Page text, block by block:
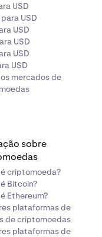
USD
USD
USD
USD
USD
USD
mercados de
sobre
criptomoeda?
Bitcoin?
Ethereum?
plataformas de
de criptomoedas
plataformas de